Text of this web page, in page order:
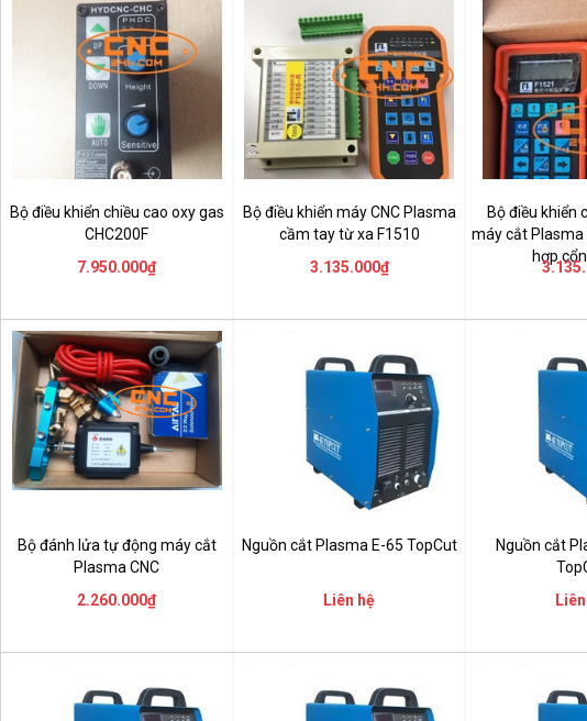
Bộ điều khiển chiều cao oxy gas
CHC200F
7.950.000₫
Bộ điều khiển máy CNC Plasma
cầm tay từ xa F1510
3.135.000₫
Bộ điều khiển
máy cắt Plasma
hợp
Bộ đánh lửa tự động máy cắt
Plasma CNC
2.260.000₫
Nguồn cắt Plasma E-65 TopCut
Liên hệ
Nguồn cắt